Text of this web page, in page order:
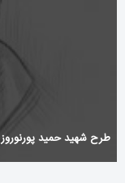
طرح شهید حمید پورنوروز